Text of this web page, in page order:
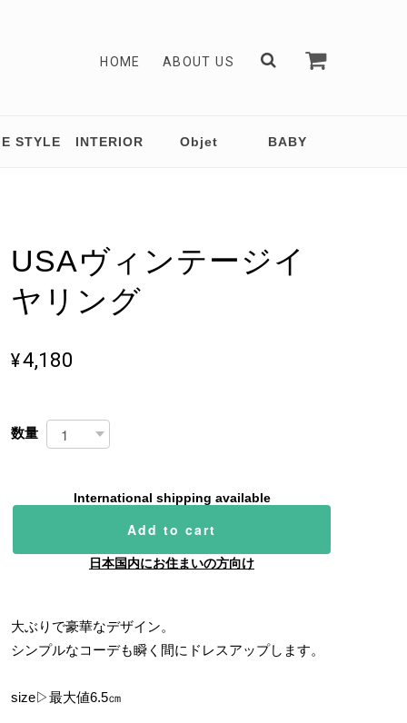
HOME ABOUT US
STYLE INTERIOR Objet BABY
USAヴィンテージイ
ヤリング
¥4,180
数量
International shipping available
Add to cart
日本国内にお住まいの方向け
大ぶりで豪華なデザイン。
シンプルなコーデも瞬く間にドレスアップします。
size▷最大値6.5㎝